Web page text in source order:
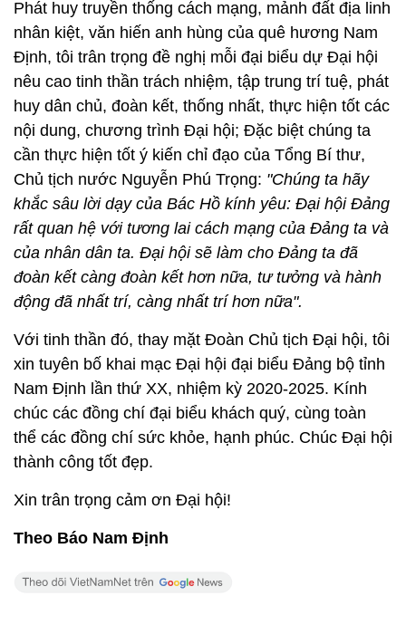
“Tăng cường xây dựng, chỉnh đốn Đảng và hệ thống
chính trị trong sạch, vững mạnh; Phát huy truyền
thống văn hiến, anh hùng, sức mạnh đại đoàn kết
toàn dân; Đẩy mạnh đổi mới sáng tạo, huy động và
sử dụng hiệu quả mọi nguồn lực để phát triển nhanh
và bền vững; Phấn đấu đến năm 2030, Nam Định là
tỉnh phát triển khá của cả nước”.
Phát huy truyền thống cách mạng, mảnh đất địa linh
nhân kiệt, văn hiến anh hùng của quê hương Nam
Định, tôi trân trọng đề nghị mỗi đại biểu dự Đại hội
nêu cao tinh thần trách nhiệm, tập trung trí tuệ, phát
huy dân chủ, đoàn kết, thống nhất, thực hiện tốt các
cần thực hiện tốt ý kiến chỉ đạo của Tổng Bí thư,
Chủ tịch nước Nguyễn Phú Trọng:"Chúng ta hãy
khắc sâu lời dạy của Bác Hồ kính yêu: Đại hội Đảng
rất quan hệ với tương lai cách mạng của Đảng ta và
của nhân dân ta. Đại hội sẽ làm cho Đảng ta đã
đoàn kết càng đoàn kết hơn nữa, tư tưởng và hành
động đã nhất trí, càng nhất trí hơn nữa".
Với tinh thần đó, thay mặt Đoàn Chủ tịch Đại hội, tôi
xin tuyên bố khai mạc Đại hội đại biểu Đảng bộ tỉnh
Nam Định lần thứ XX, nhiệm kỳ 2020-2025. Kính